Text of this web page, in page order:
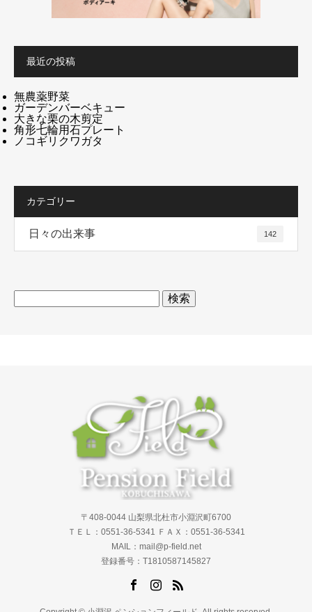
最近の投稿
無農薬野菜
ガーデンバーベキュー
大きな栗の木剪定
角形七輪用石プレート
ノコギリクワガタ
カテゴリー
日々の出来事 142
検
索:
〒408-0044 山梨県北杜市小淵沢町6700
ＴＥＬ：0551-36-5341 ＦＡＸ：0551-36-5341
MAIL：mail@p-field.net
登録番号：T1810587145827